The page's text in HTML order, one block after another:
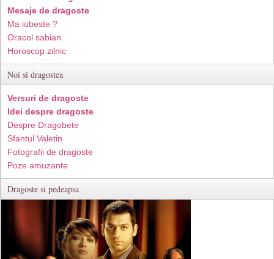
Mesaje de dragoste
Ma iubeste ?
Oracol sabian
Horoscop zilnic
Noi si dragostea
Versuri de dragoste
Idei despre dragoste
Despre Dragobete
Sfantul Valetin
Fotografii de dragoste
Poze amuzante
Dragoste si pedeapsa